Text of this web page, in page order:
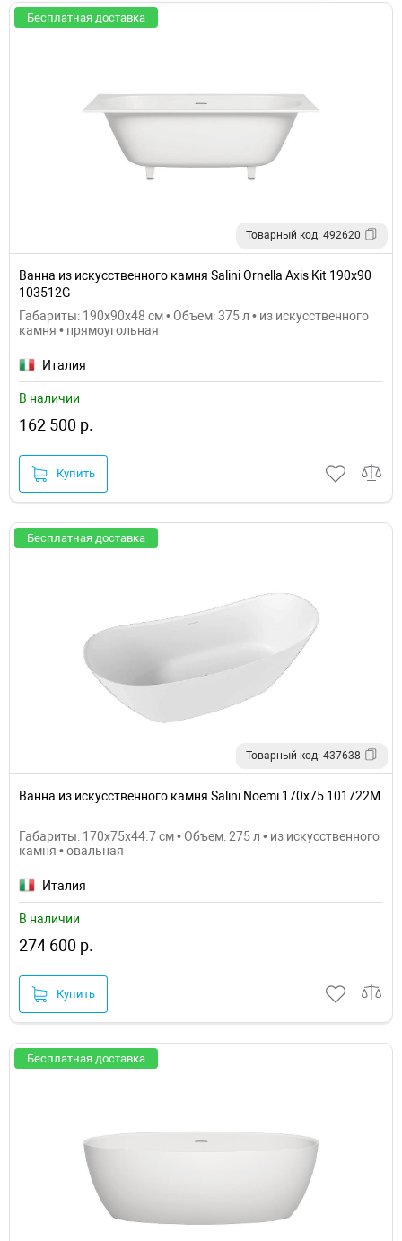
Бесплатная доставка
Товарный код: 492620
Ванна из искусственного камня Salini Ornella Axis Kit 190х90
103512G
Габариты: 190x90x48 см • Объем: 375 л • из искусственного
камня • прямоугольная
Италия
В наличии
162 500 р.
Купить
Бесплатная доставка
Товарный код: 437638
Ванна из искусственного камня Salini Noemi 170х75 101722M
Габариты: 170x75x44.7 см • Объем: 275 л • из искусственного
камня • овальная
Италия
В наличии
274 600 р.
Купить
Бесплатная доставка